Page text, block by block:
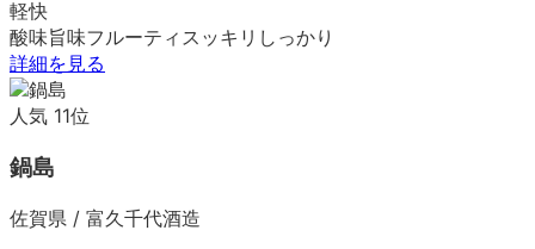
軽快
酸味旨味フルーティ スッキリ しっかり
詳細を見る
人気 11位
鍋島
佐賀県 / 富久千代酒造